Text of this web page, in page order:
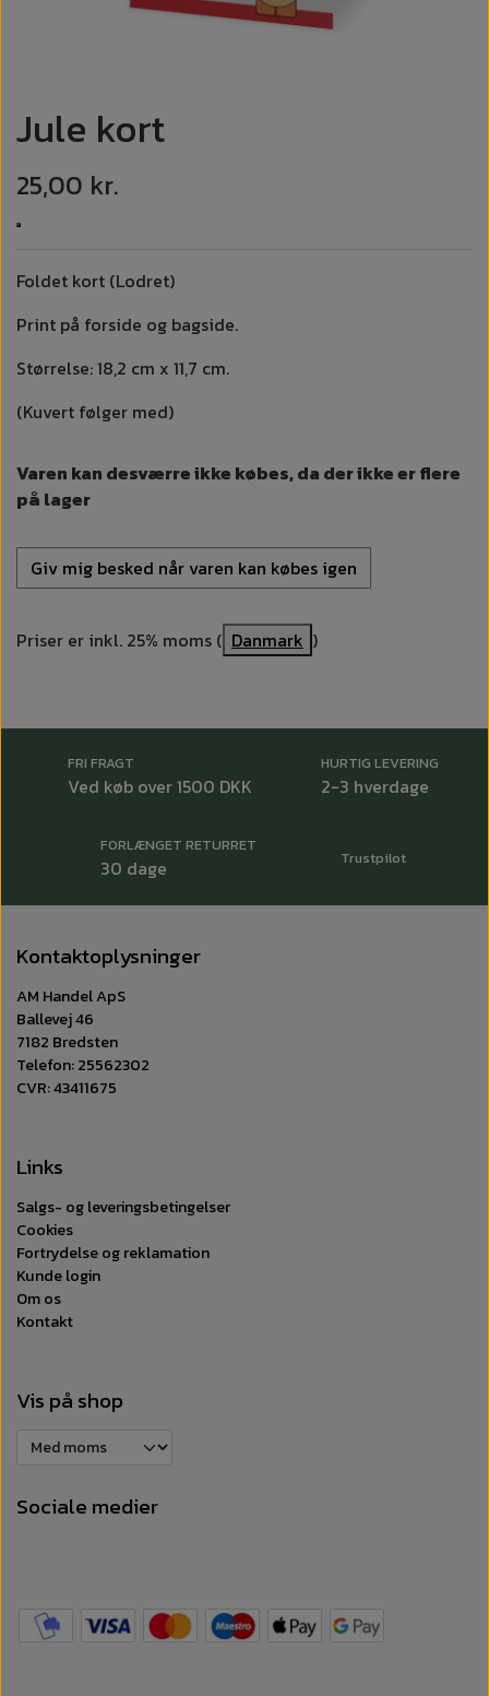
Jule kort
25,00 kr.
Foldet kort (Lodret)
Print på forside og bagside.
Størrelse: 18,2 cm x 11,7 cm.
(Kuvert følger med)
Varen kan desværre ikke købes, da der ikke er flere
på lager
Giv mig besked når varen kan købes igen
Priser er inkl. 25% moms ( Danmark )
FRI FRAGT
Ved køb over 1500 DKK
HURTIG LEVERING
2-3 hverdage
FORLÆNGET RETURRET
30 dage Trustpilot
Kontaktoplysninger
AM Handel ApS
Ballevej 46
7182 Bredsten
Telefon: 25562302
CVR: 43411675
Links
Salgs- og leveringsbetingelser
Cookies
Fortrydelse og reklamation
Kunde login
Om os
Kontakt
Vis på shop
Sociale medier